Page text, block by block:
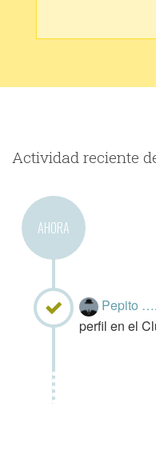
Actividad reciente
AHORA
Pepito ….
perfil en el